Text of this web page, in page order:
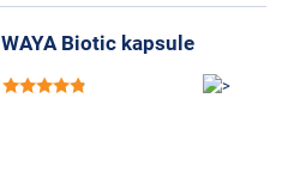
WAYA Biotic kapsule